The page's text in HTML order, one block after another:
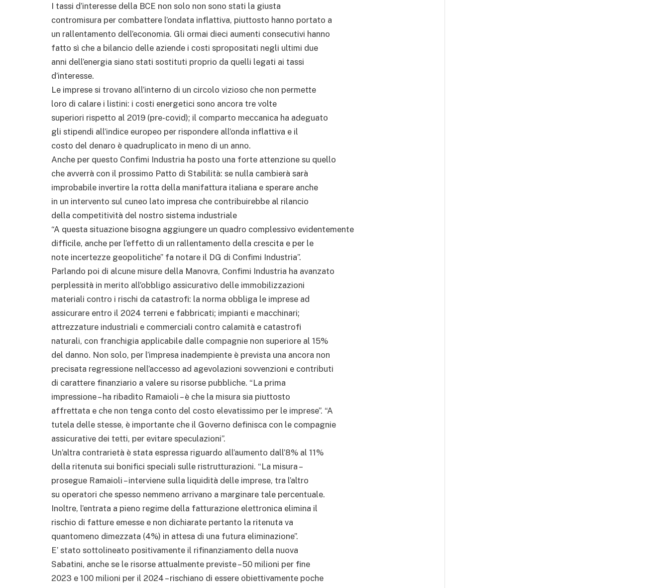
I tassi d’interesse della BCE non solo non sono stati la giusta
contromisura per combattere l’ondata inflattiva, piuttosto hanno portato a
un rallentamento dell’economia. Gli ormai dieci aumenti consecutivi hanno
fatto sì che a bilancio delle aziende i costi spropositati negli ultimi due
anni dell’energia siano stati sostituti proprio da quelli legati ai tassi
d’interesse.
Le imprese si trovano all’interno di un circolo vizioso che non permette
loro di calare i listini: i costi energetici sono ancora tre volte
superiori rispetto al 2019 (pre-covid); il comparto meccanica ha adeguato
gli stipendi all’indice europeo per rispondere all’onda inflattiva e il
costo del denaro è quadruplicato in meno di un anno.
Anche per questo Confimi Industria ha posto una forte attenzione su quello
che avverrà con il prossimo Patto di Stabilità: se nulla cambierà sarà
improbabile invertire la rotta della manifattura italiana e sperare anche
in un intervento sul cuneo lato impresa che contribuirebbe al rilancio
della competitività del nostro sistema industriale
“A questa situazione bisogna aggiungere un quadro complessivo evidentemente
difficile, anche per l’effetto di un rallentamento della crescita e per le
note incertezze geopolitiche” fa notare il DG di Confimi Industria”.
Parlando poi di alcune misure della Manovra, Confimi Industria ha avanzato
perplessità in merito all’obbligo assicurativo delle immobilizzazioni
materiali contro i rischi da catastrofi: la norma obbliga le imprese ad
assicurare entro il 2024 terreni e fabbricati; impianti e macchinari;
attrezzature industriali e commerciali contro calamità e catastrofi
naturali, con franchigia applicabile dalle compagnie non superiore al 15%
del danno. Non solo, per l’impresa inadempiente è prevista una ancora non
precisata regressione nell’accesso ad agevolazioni sovvenzioni e contributi
di carattere finanziario a valere su risorse pubbliche. “La prima
impressione – ha ribadito Ramaioli – è che la misura sia piuttosto
affrettata e che non tenga conto del costo elevatissimo per le imprese”. “A
tutela delle stesse, è importante che il Governo definisca con le compagnie
assicurative dei tetti, per evitare speculazioni”.
Un’altra contrarietà è stata espressa riguardo all’aumento dall’8% al 11%
della ritenuta sui bonifici speciali sulle ristrutturazioni. “La misura –
prosegue Ramaioli – interviene sulla liquidità delle imprese, tra l’altro
su operatori che spesso nemmeno arrivano a marginare tale percentuale.
Inoltre, l’entrata a pieno regime della fatturazione elettronica elimina il
rischio di fatture emesse e non dichiarate pertanto la ritenuta va
quantomeno dimezzata (4%) in attesa di una futura eliminazione”.
E’ stato sottolineato positivamente il rifinanziamento della nuova
Sabatini, anche se le risorse attualmente previste – 50 milioni per fine
2023 e 100 milioni per il 2024 – rischiano di essere obiettivamente poche